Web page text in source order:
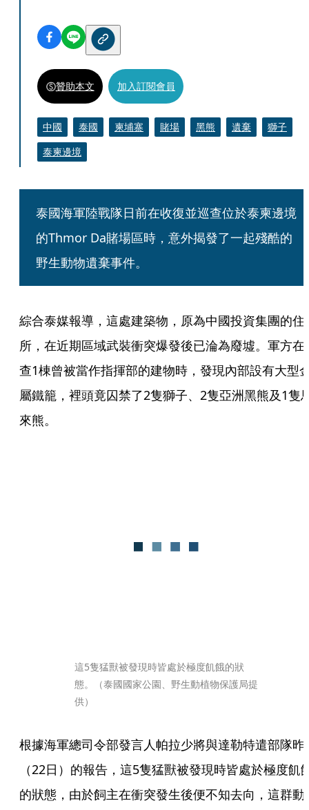
贊助本文 加入訂閱會員
中國 泰國 柬埔寨 賭場 黑熊 遺棄
獅子
泰柬邊境
泰國海軍陸戰隊日前在收復並巡查位於泰柬邊境
的Thmor Da賭場區時，意外揭發了一起殘酷的
野生動物遺棄事件。
綜合泰媒報導，這處建築物，原為中國投資集團的住
所，在近期區域武裝衝突爆發後已淪為廢墟。軍方在
查1棟曾被當作指揮部的建物時，發現內部設有大型
屬鐵籠，裡頭竟囚禁了2隻獅子、2隻亞洲黑熊及1隻
來熊。
這5隻猛獸被發現時皆處於極度飢餓的狀
態。（泰國國家公園、野生動植物保護局提
供）
根據海軍總司令部發言人帕拉少將與達勒特遣部隊昨
（22日）的報告，這5隻猛獸被發現時皆處於極度飢
的狀態，由於飼主在衝突發生後便不知去向，這群動